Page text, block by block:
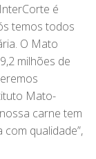
é
temos todos
O Mato
milhões de
Mato-
carne tem
qualidade”,